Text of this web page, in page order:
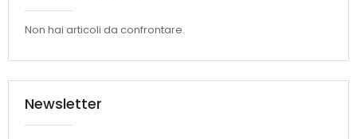
Non hai articoli da confrontare.
Newsletter